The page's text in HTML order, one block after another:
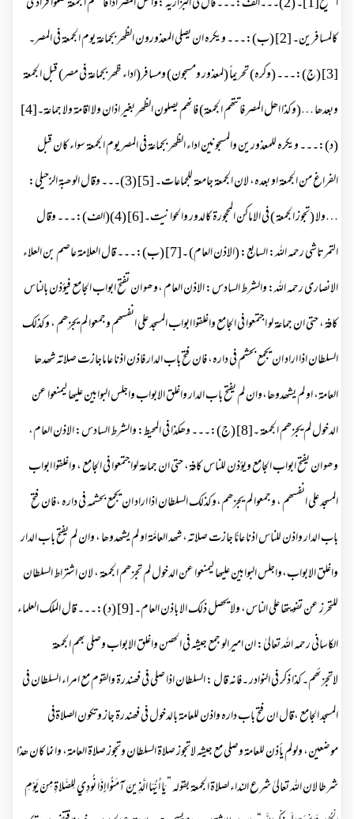
کالمسافرین۔ [2] (ب):۔۔۔ ویکرہ ان یصلی المعذورون الظھر بجماعۃ یوم الجمعۃ فی المصر۔
[3] (ج):۔۔۔ (وکرہ) تحریماً (لمعذور ومسجون) ومسافر(اداء ظھر بجماعۃ فی مصر) قبل الجمعۃ
وبعدھا …(وکذا اھل المصر فاتتھم الجمعۃ) فانھم یصلون الظھر بغیر اذان ولا اقامۃ ولا جماعۃ۔[4]
(د):۔۔۔ ویکرہ للمعذورین والمسجونین اداء الظھر بجماعۃ فی المصر یوم الجمعۃ سواء کان قبل
الفراغ من الجمعۃ او بعدہ، لان الجمعۃ جامعۃ للجماعات۔ [5] (3)۔۔۔ وقال الوھبۃ الزحیلی:
…ولا (تجوز الجمعۃ ) فی الاماکن المحجورۃ کالدور والحوانیت۔[6] (4)(الف):۔۔۔ وقال
التمرتاشی رحمہ اللہ: السابع: (الاذن العام) ۔[7] (ب):۔۔۔ قال العلامۃ عاصم بن العلاء
الانصاری رحمہ اللہ: والشرط السادس: الاذن العام ،وھو ان تفتح ابواب الجامع فیؤذن بالناس
کافۃ ، حتی ان جماعۃ لو اجتمعوا فی الجامع واغلقوا ابواب المسجد علی انفسھم وجمعوا لم یجزھم ، وکذلک
السلطان اذا اراد ان یجمع بحشم فی دارہ، فان فتح باب الدار فاذن اذنا عاماجازت صلاتہ شھدھا
العامۃ، او لم یشھدوھا،وان لم یفتح باب الدار واغلق الابواب واجلس البوابین علیھا لیمنعوا عن
الدخول لم یجزھم الجمعۃ ۔[8] (ج):۔۔۔ وھکذا فی المحیط: والشرط السادس: الاذن العام،
وھو ان یفتح ابواب الجامع ویؤذن للناس کافۃ، حتی ان جماعۃ لواجتمعوا فی الجامع ، واغلقوا ابواب
المسجد علی انفسھم ، وجمعوا لم یجزھم،وکذلک السلطان اذا اراد ان یجمع بحشمہ فی دارہ ،فان فتح
باب الدار واذن للناس اذنا عامًّا جازت صلاتہ، شھد العامَّۃ او لم یشھدوھا ، وان لم یفتح باب الدار
واغلق الابواب،واجلس البوابین علیھا لیمنعوا عن الدخول لم تجزھم الجمعۃ ، لان اشتراط السلطان
للتحرز عن تفویتھا علی الناس، ولا یحصل ذلک الا باذن العام۔ [9] (د):۔۔۔ قال الملک العلماء
الکاسانی رحمہ اللہ تعالیٰ: ان امیرالو جمع جیشہ فی الحصن واغلق الابواب وصلی بھم الجمعۃ
لاتجزئھم۔کذا ذکر فی النوادر ۔فانہ قال : السلطان اذا صلی فی فھندرۃ والقوم مع امراء السلطان فی
المسجد الجامع ،قال ان فتح باب دارہ واذن للعامۃ بالدخول فی فھندرۃ جاز وتکون الصلاۃفی
موضعین، ولولم یأذن للعامۃ وصلی مع جیشہ لاتجوز صلاۃ السلطان وتجوز صلاۃ العامۃ، وانما کان ھذا
شرطا لان اللہ تعالیٰ شرع النداء لصلاۃ الجمعۃ بقولہ ” يَا أَيُّهَا الَّذِينَ آمَنُوا إِذَا نُودِي لِلصَّلاةِ مِنْ يَوْمِ